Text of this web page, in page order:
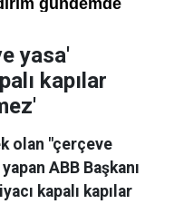
yasa'
kapılar
olan "çerçeve
ABB Başkanı
kapalı kapılar